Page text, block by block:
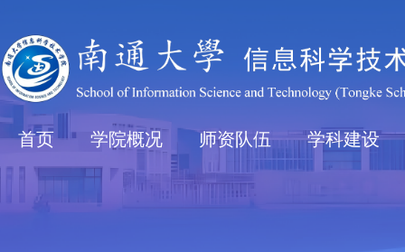
首页 学院概况 师资队伍 学科建设